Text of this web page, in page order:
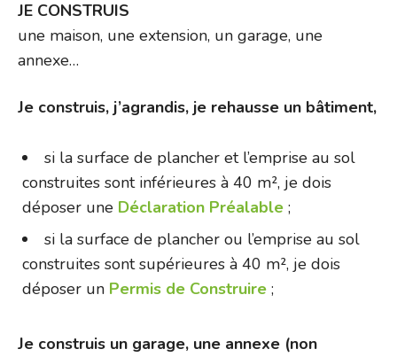
JE CONSTRUIS
une maison, une extension, un garage, une
annexe…
Je construis, j’agrandis, je rehausse un bâtiment,
si la surface de plancher et l’emprise au sol
construites sont inférieures à 40 m², je dois
déposer une Déclaration Préalable ;
si la surface de plancher ou l’emprise au sol
construites sont supérieures à 40 m², je dois
déposer un Permis de Construire ;
Je construis un garage, une annexe (non